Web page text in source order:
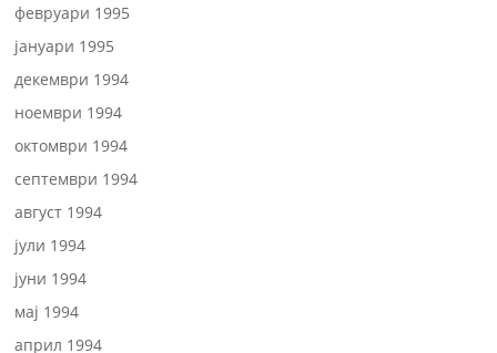
февруари 1995
јануари 1995
декември 1994
ноември 1994
октомври 1994
септември 1994
август 1994
јули 1994
јуни 1994
мај 1994
април 1994